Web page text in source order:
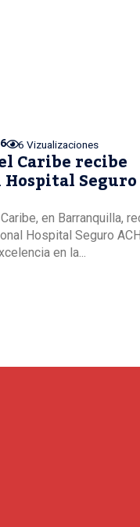
6 Vizualizaciones
Caribe recibe
Seguro
en Barranquilla,
Hospital Seguro
en la...